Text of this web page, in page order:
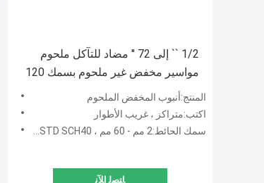
1/2 `` إلى 72 '' مضاد للتآكل ملحوم
مواسير مخفض غير ملحوم بسمك 120
المنتج:أنبوب المخفض الملحوم
اكتب:متراكز ، غريب الأطوار
سمك الحائط:2 مم - 60 مم ، SCH10 ، SCH20 ، SCH30 ، STD SCH40
ﺎﺘﺼﻟ ﺍﻶﻧ